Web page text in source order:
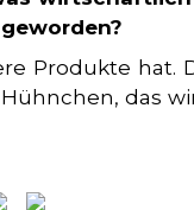
Produkte hat.
das